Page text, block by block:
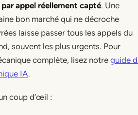
appel réellement capté. Une
bon marché qui ne décroche
laisse passer tous les appels du
souvent les plus urgents. Pour
complète, lisez notre guide
IA.
coup d’œil :